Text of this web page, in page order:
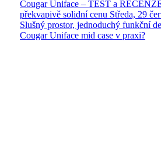
Cougar Uniface – TEST a
překvapivě solidní cenu Středa, 29
Slušný prostor, jednoduchý funkční
Cougar Uniface mid case v praxi?